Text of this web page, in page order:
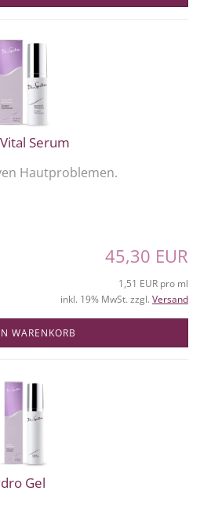
Serum
Hautproblemen.
45,30 EUR
1,51 EUR pro ml
inkl. 19% MwSt. zzgl. Versand
WARENKORB
Gel